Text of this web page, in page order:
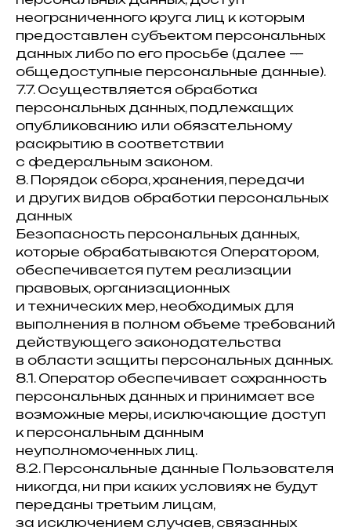
неограниченного круга лиц к которым
предоставлен субъектом персональных
данных либо по его просьбе (далее —
общедоступные персональные данные).
7.7. Осуществляется обработка
персональных данных, подлежащих
опубликованию или обязательному
раскрытию в соответствии
с федеральным законом.
8. Порядок сбора, хранения, передачи
и других видов обработки персональных
данных
Безопасность персональных данных,
которые обрабатываются Оператором,
обеспечивается путем реализации
правовых, организационных
и технических мер, необходимых для
выполнения в полном объеме требований
действующего законодательства
в области защиты персональных данных.
8.1. Оператор обеспечивает сохранность
персональных данных и принимает все
возможные меры, исключающие доступ
к персональным данным
неуполномоченных лиц.
8.2. Персональные данные Пользователя
никогда, ни при каких условиях не будут
переданы третьим лицам,
за исключением случаев, связанных